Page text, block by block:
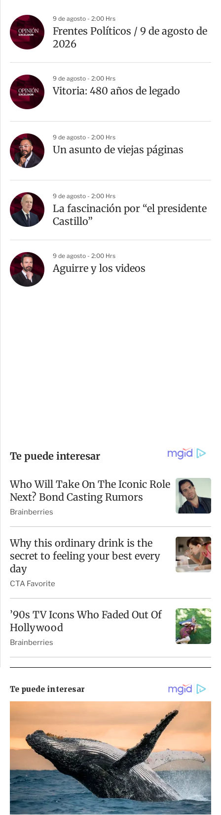
9 de agosto - 2:00 Hrs
Frentes Políticos / 9 de agosto de
2026
9 de agosto - 2:00 Hrs
Vitoria: 480 años de legado
9 de agosto - 2:00 Hrs
Un asunto de viejas páginas
9 de agosto - 2:00 Hrs
La fascinación por “el presidente
Castillo”
9 de agosto - 2:00 Hrs
Aguirre y los videos